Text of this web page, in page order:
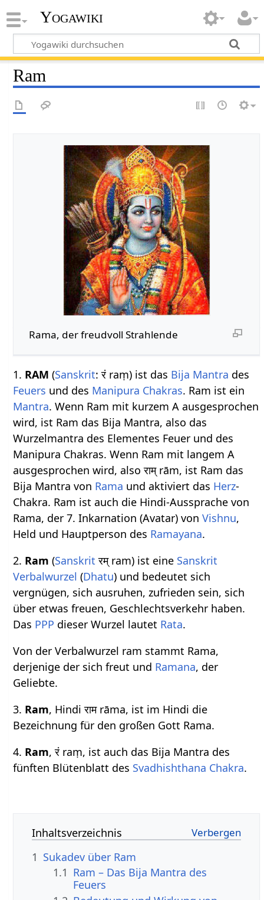
Yogawiki
Ram
Rama, der freudvoll Strahlende
1. RAM (Sanskrit: रं raṃ) ist das Bija Mantra des
Feuers und des Manipura Chakras. Ram ist ein
Mantra. Wenn Ram mit kurzem A ausgesprochen
wird, ist Ram das Bija Mantra, also das
Wurzelmantra des Elementes Feuer und des
Manipura Chakras. Wenn Ram mit langem A
ausgesprochen wird, also राम् rām, ist Ram das
Bija Mantra von Rama und aktiviert das Herz-
Chakra. Ram ist auch die Hindi-Aussprache von
Rama, der 7. Inkarnation (Avatar) vonVishnu,
Held und Hauptperson des Ramayana.
2. Ram (Sanskrit रम् ram) ist eine Sanskrit
Verbalwurzel (Dhatu) und bedeutet sich
vergnügen, sich ausruhen, zufrieden sein, sich
über etwas freuen, Geschlechtsverkehr haben.
Das PPP dieser Wurzel lautet Rata.
Von der Verbalwurzel ram stammt Rama,
derjenige der sich freut und Ramana, der
Geliebte.
3. Ram, Hindi राम rāma, ist im Hindi die
Bezeichnung für den großen Gott Rama.
4. Ram, रं raṃ, ist auch das Bija Mantra des
fünften Blütenblatt des Svadhishthana Chakra.
Inhaltsverzeichnis
1 Sukadev über Ram
1.1 Ram – Das Bija Mantra des
Feuers